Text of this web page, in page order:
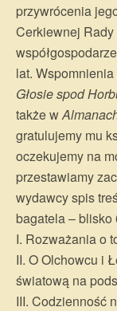
przywrócenia
Cerkiewnej Rady
lat.
Głosie spod
także w
gratulujemy mu
oczekujemy na
przestawiamy
wydawcy spis
bagatela – blisko
I. Rozważania o
II. O Olchowcu i
światową na
III. Codzienność